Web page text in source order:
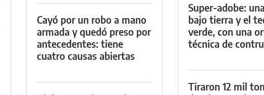
Cayó por un robo a mano
armada y quedó preso por
antecedentes: tiene
cuatro causas abiertas
Super-adobe:
bajo tierra y el
verde, con una
técnica de
Tiraron 12 mil